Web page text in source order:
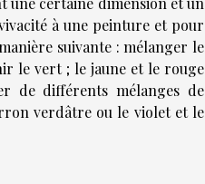
à une peinture et pour
suivante : mélanger le
le vert ; le jaune et le rouge
de différents mélanges de
verdâtre ou le violet et le